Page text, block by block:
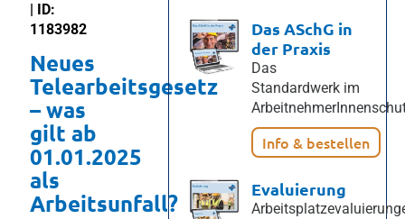
| ID:
1183982
Neues
Telearbeitsgesetz
– was
gilt ab
01.01.2025
als
Arbeitsunfall?
Das ASchG in
der Praxis
Das
Standardwerk im
Info & bestellen
Evaluierung